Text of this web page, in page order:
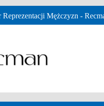
Mężczyzn -